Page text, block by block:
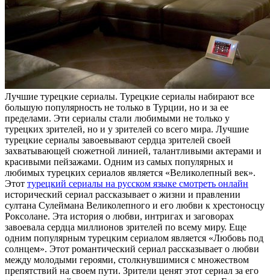
Лучшиe турeцкиe сeриaлы. Турецкие сериалы набирают все
большую популярность не только в Турции, но и за ее
пределами. Эти сериалы стали любимыми не только у
турецких зрителей, но и у зрителей со всего мира. Лучшие
турецкие сериалы завоевывают сердца зрителей своей
захватывающей сюжетной линией, талантливыми актерами и
красивыми пейзажами. Одним из самых популярных и
любимых турецких сериалов является «Великолепный век».
Этот турецкий сериалы на русском языке смотреть онлайн
исторический сериал рассказывает о жизни и правлении
султана Сулеймана Великолепного и его любви к хрестоносцу
Роксолане. Эта история о любви, интригах и заговорах
завоевала сердца миллионов зрителей по всему миру. Еще
одним популярным турецким сериалом является «Любовь под
солнцем». Этот романтический сериал рассказывает о любви
между молодыми героями, столкнувшимися с множеством
препятствий на своем пути. Зрители ценят этот сериал за его